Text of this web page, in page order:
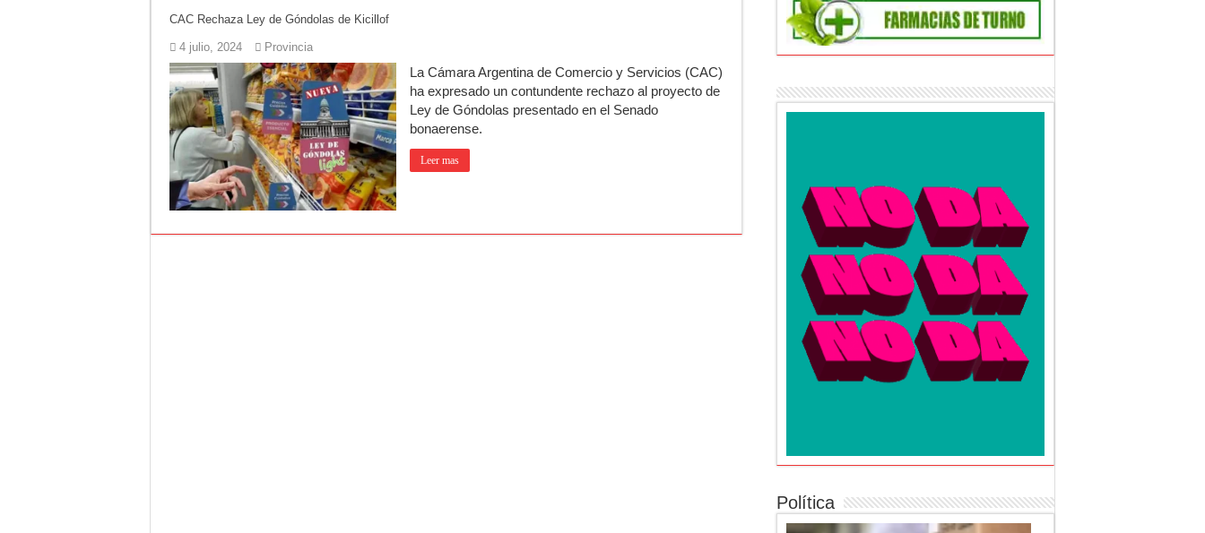
Corte de energía en Olivera: cuándo será y cuánto durará
Detuvieron a la mujer que acompañaba al acusado de balear a un policía en Luján
El pronóstico anticipa una semana que cambiará de golpe en la región
Teatro El Galpón sufrió un robo y pide ayuda
Confirmaron la fecha de la Peregrinación a Luján 2026
INCUCAI implementará una técnica para aumentar los trasplantes de órganos
CAC Rechaza Ley de Góndolas de Kicillof
4 julio, 2024 Provincia
La Cámara Argentina de Comercio y Servicios (CAC)
ha expresado un contundente rechazo al proyecto de
Ley de Góndolas presentado en el Senado
bonaerense.
Leer mas
Política